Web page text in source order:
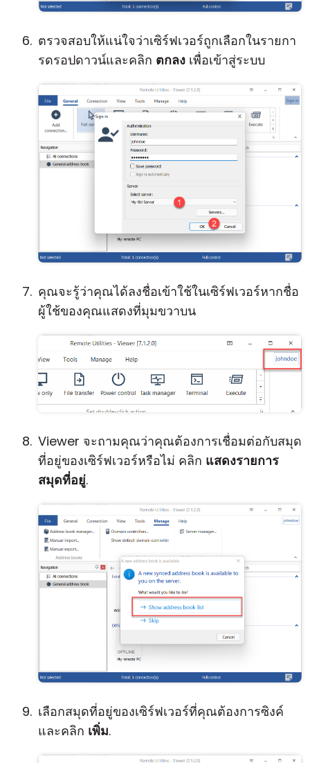
ตรวจสอบให้แน่ใจว่าเซิร์ฟเวอร์ถูกเลือกในรายกา
รดรอปดาวน์และคลิก ตกลง เพื่อเข้าสู่ระบบ
คุณจะรู้ว่าคุณได้ลงชื่อเข้าใช้ในเซิร์ฟเวอร์หากชื่อ
ผู้ใช้ของคุณแสดงที่มุมขวาบน
Viewer จะถามคุณว่าคุณต้องการเชื่อมต่อกับสมุด
ที่อยู่ของเซิร์ฟเวอร์หรือไม่ คลิก แสดงรายการ
สมุดที่อยู่.
เลือกสมุดที่อยู่ของเซิร์ฟเวอร์ที่คุณต้องการซิงค์
และคลิก เพิ่ม.